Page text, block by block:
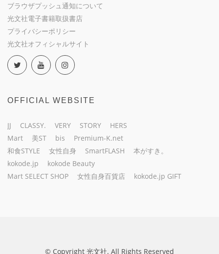
ブラウザプッシュ通知について
光文社電子書籍取扱書店
プライバシーポリシー
光文社オフィシャルサイト
OFFICIAL WEBSITE
JJ CLASSY. VERY STORY
HERS
Mart
美ST bis
Premium-K.net
和食STYLE
女性自身 SmartFLASH
本がすき。
kokode.jp
kokode Beauty
Mart SELECT SHOP
女性自身百貨店 kokode.jp GIFT
© Copyright 光文社. All Rights Reserved